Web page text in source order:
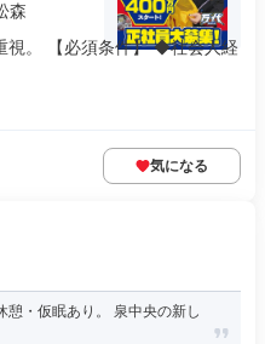
森
視。 【必須条件】 ◆社会人経
気になる
憩・仮眠あり。 泉中央の新し